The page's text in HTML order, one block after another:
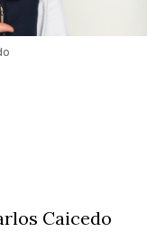
Caicedo